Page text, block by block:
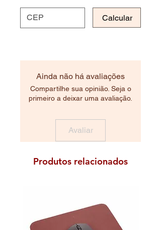
Calcular
Ainda não há avaliações
Compartilhe sua opinião. Seja o
primeiro a deixar uma avaliação.
Avaliar
Produtos relacionados